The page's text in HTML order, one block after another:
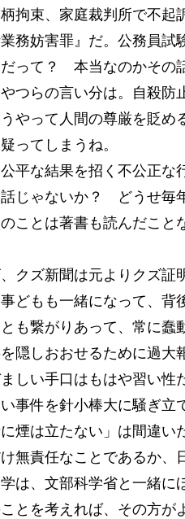
拘束、家庭裁判所で不
務妨害罪』だ。公務員試
って？ 本当なのかその
つらの言い分は。自殺
やって人間の尊厳を貶
ってしまうね。
平な結果を招く不公正な
じゃないか？ どうせ毎
ことは著書も読んだこ
クズ新聞は元よりクズ証
どもも一緒になって、
も繋がりあって、常に
隠しおおせるために過
しい手口はもはや習い性
事件を針小棒大に騒ぎ立
煙は立たない」は間違
無責任なことであるか、
は、文部科学省と一緒に
とを考えれば、その方